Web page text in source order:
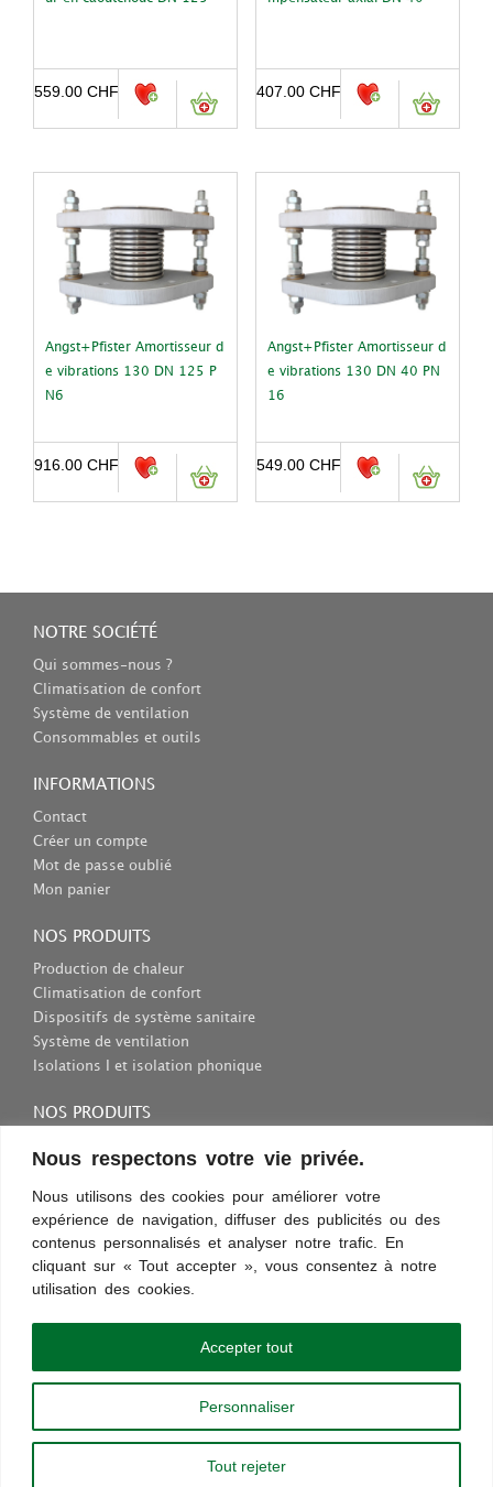
Nous respectons votre vie privée.
Nous utilisons des cookies pour améliorer votre
expérience de navigation, diffuser des publicités ou des
contenus personnalisés et analyser notre trafic. En
cliquant sur « Tout accepter », vous consentez à notre
utilisation des cookies.
Personnaliser
Tout rejeter
Accepter tout
559.00 CHF 407.00 CHF
Angst+Pfister Amortisseur d
e vibrations 130 DN 125 P
N6
916.00 CHF
Angst+Pfister Amortisseur d
e vibrations 130 DN 40 PN
16
549.00 CHF
NOTRE SOCIÉTÉ
Qui sommes-nous ?
Climatisation de confort
Système de ventilation
Consommables et outils
INFORMATIONS
Contact
Créer un compte
Mot de passe oublié
Mon panier
NOS PRODUITS
Production de chaleur
Climatisation de confort
Dispositifs de système sanitaire
Système de ventilation
Isolations I et isolation phonique
NOS PRODUITS
Inscriptions et fixations
Protection au travail
Sélection des appareils sanitaires
Conditions d’utilisation
Paiement sécurisé